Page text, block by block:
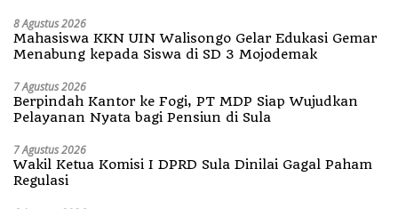
8 Agustus 2026
Mahasiswa KKN UIN Walisongo Gelar Edukasi Gemar
Menabung kepada Siswa di SD 3 Mojodemak
7 Agustus 2026
Berpindah Kantor ke Fogi, PT MDP Siap Wujudkan
Pelayanan Nyata bagi Pensiun di Sula
7 Agustus 2026
Wakil Ketua Komisi I DPRD Sula Dinilai Gagal Paham
Regulasi